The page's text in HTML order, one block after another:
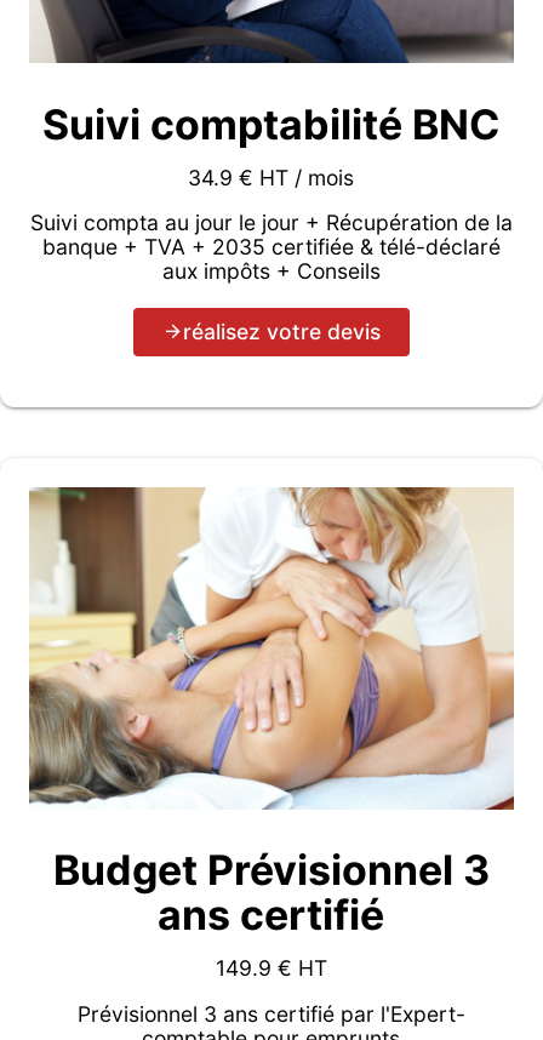
Suivi comptabilité BNC
34.9 € HT / mois
Suivi compta au jour le jour + Récupération de la
banque + TVA + 2035 certifiée & télé-déclaré
aux impôts + Conseils
réalisez votre devis
Budget Prévisionnel 3
ans certifié
149.9 € HT
Prévisionnel 3 ans certifié par l'Expert-